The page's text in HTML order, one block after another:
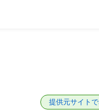
提供元サイト